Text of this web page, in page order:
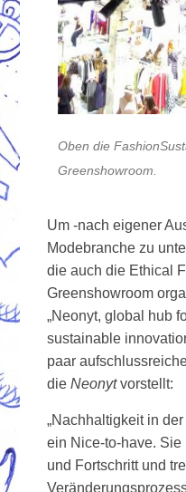
Oben die
Greenshowroom.
Um -nach eigener
Modebranche zu
die auch die Ethical
Greenshowroom
„Neonyt, global hub
sustainable
paar
dieNeonytvorstellt:
„Nachhaltigkeit in
ein Nice-to-have. Sie
und Fortschritt und